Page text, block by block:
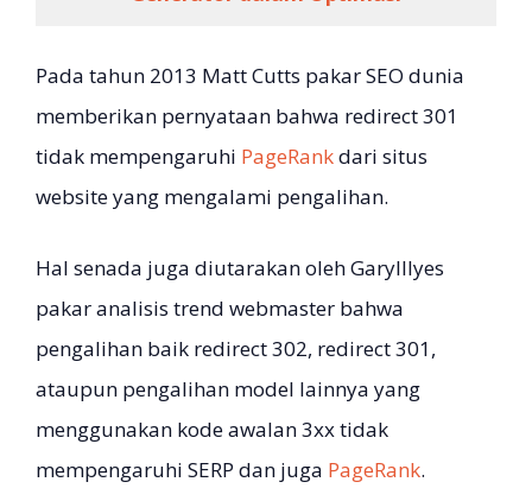
Pada tahun 2013 Matt Cutts pakar SEO dunia
memberikan pernyataan bahwa redirect 301
tidak mempengaruhi PageRankdari situs
website yang mengalami pengalihan.
Hal senada juga diutarakan oleh GaryIllyes
pakar analisis trend webmaster bahwa
pengalihan baik redirect 302, redirect 301,
ataupun pengalihan model lainnya yang
menggunakan kode awalan 3xx tidak
mempengaruhi SERP dan juga PageRank.